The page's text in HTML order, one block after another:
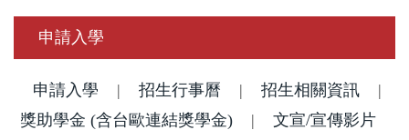
認識成大
僑港澳學位生
申請入學
申請入學 | 招生行事曆 | 招生相關資訊|
獎助學金 (含台歐連結獎學金)| 文宣/宣傳影片